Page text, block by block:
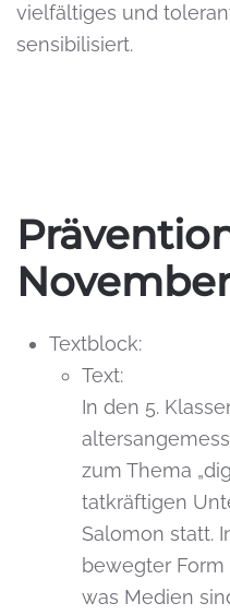
vielfältiges und
sensibilisiert.
Textblock:
Text:
In den 5.
zum Thema
tatkräftigen
Salomon statt.
bewegter
was Medien